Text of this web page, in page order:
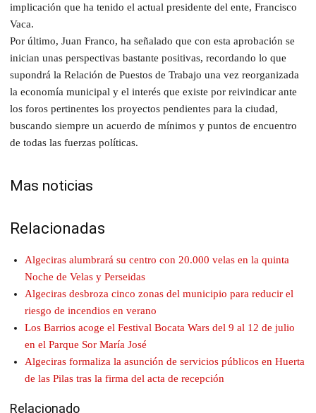
implicación que ha tenido el actual presidente del ente, Francisco
Vaca.
Por último, Juan Franco, ha señalado que con esta aprobación se
inician unas perspectivas bastante positivas, recordando lo que
supondrá la Relación de Puestos de Trabajo una vez reorganizada
la economía municipal y el interés que existe por reivindicar ante
los foros pertinentes los proyectos pendientes para la ciudad,
buscando siempre un acuerdo de mínimos y puntos de encuentro
de todas las fuerzas políticas.
Mas noticias
Relacionadas
Algeciras alumbrará su centro con 20.000 velas en la quinta
Noche de Velas y Perseidas
Algeciras desbroza cinco zonas del municipio para reducir el
riesgo de incendios en verano
Los Barrios acoge el Festival Bocata Wars del 9 al 12 de julio
en el Parque Sor María José
Algeciras formaliza la asunción de servicios públicos en Huerta
de las Pilas tras la firma del acta de recepción
Relacionado